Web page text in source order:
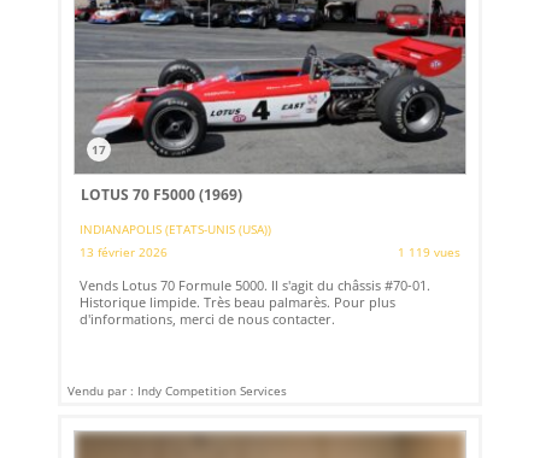
17
LOTUS 70 F5000 (1969)
INDIANAPOLIS (ETATS-UNIS (USA))
13 février 2026
1 119 vues
Vends Lotus 70 Formule 5000. Il s'agit du châssis #70-01.
Historique limpide. Très beau palmarès. Pour plus
d'informations, merci de nous contacter.
Vendu par : Indy Competition Services